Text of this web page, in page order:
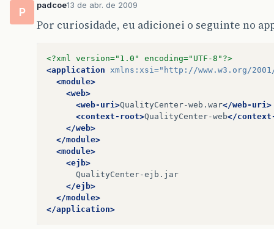
P
padcoe13 de abr. de 2009
Por curiosidade, eu adicionei o seguinte no
<?xml version="1.0" encoding="UTF-8"?>
<application
xmlns:xsi="http://www.w3.org/2001/
<module>
<web>
<web-uri>QualityCenter-web.war</web-uri>
<context-root>QualityCenter-web</
</web>
</module>
<module>
<ejb>
</ejb>
</module>
</application>